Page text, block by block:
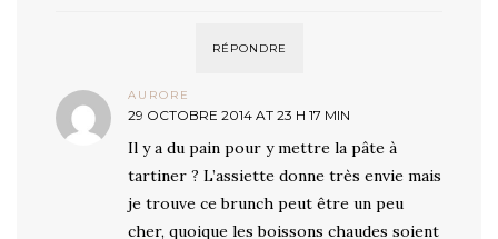
RÉPONDRE
AURORE
29 OCTOBRE 2014 AT 23 H 17 MIN
Il y a du pain pour y mettre la pâte à
tartiner ? L’assiette donne très envie mais
je trouve ce brunch peut être un peu
cher, quoique les boissons chaudes soient